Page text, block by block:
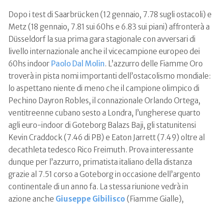
Dopo i test di Saarbrücken (12 gennaio, 7.78 sugli ostacoli) e
Metz (18 gennaio, 7.81 sui 60hs e 6.83 sui piani) affronterà a
Düsseldorf la sua prima gara stagionale con avversari di
livello internazionale anche il vicecampione europeo dei
60hs indoor Paolo Dal Molin. L’azzurro delle Fiamme Oro
troverà in pista nomi importanti dell’ostacolismo mondiale:
lo aspettano niente di meno che il campione olimpico di
Pechino Dayron Robles, il connazionale Orlando Ortega,
ventitreenne cubano sesto a Londra, l’ungherese quarto
agli euro-indoor di Goteborg Balazs Baji, gli statunitensi
Kevin Craddock (7.46 di PB) e Eaton Jarrett (7.49) oltre al
decathleta tedesco Rico Freimuth. Prova interessante
dunque per l’azzurro, primatista italiano della distanza
grazie al 7.51 corso a Goteborg in occasione dell’argento
continentale di un anno fa. La stessa riunione vedrà in
azione anche Giuseppe Gibilisco (Fiamme Gialle),